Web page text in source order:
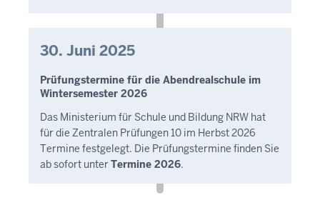
30. Juni 2025
Prüfungstermine für die Abendrealschule im
Wintersemester 2026
Das Ministerium für Schule und Bildung NRW hat
für die Zentralen Prüfungen 10 im Herbst 2026
Termine festgelegt. Die Prüfungstermine finden Sie
ab sofort unterTermine 2026.